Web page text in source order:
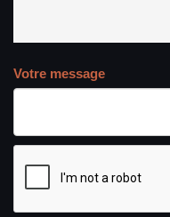
Votre message